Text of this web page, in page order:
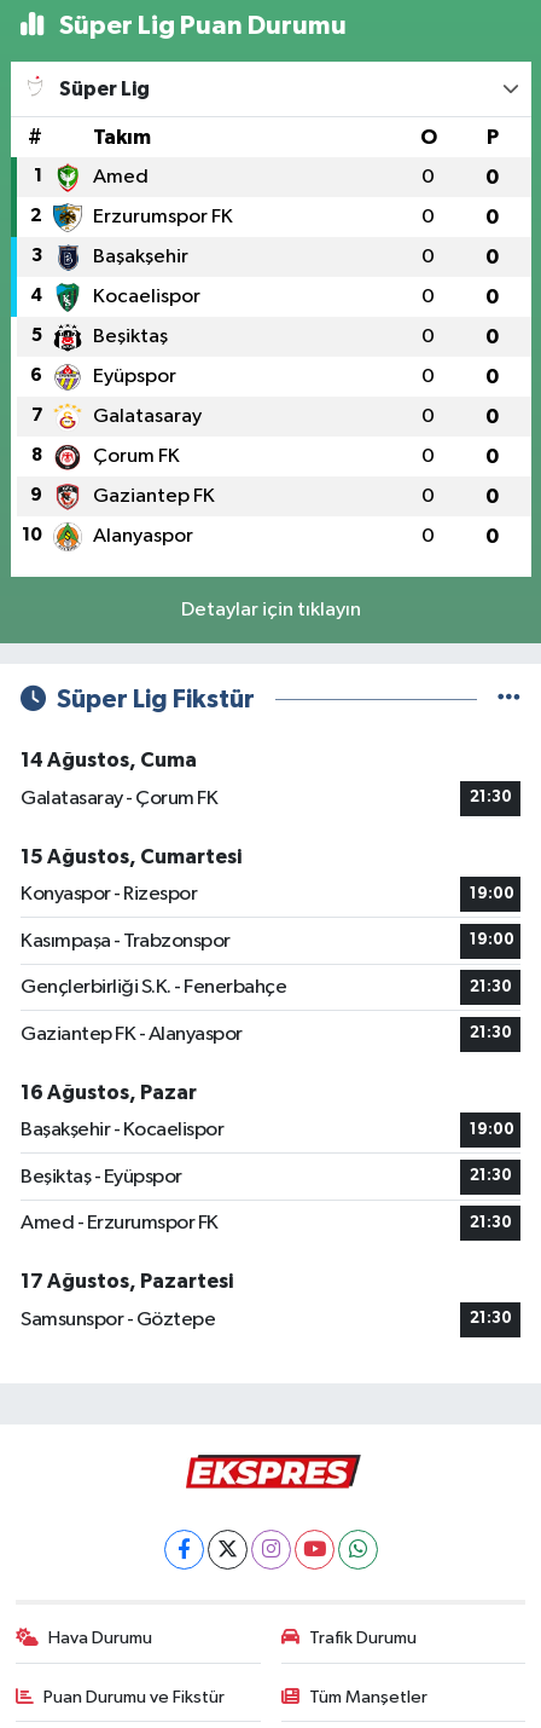
Süper Lig Puan Durumu
Süper Lig
# Takım O P
1 Amed 0 0
2 Erzurumspor FK 0 0
3 Başakşehir 0 0
4 Kocaelispor 0 0
5 Beşiktaş 0 0
6 Eyüpspor 0 0
7 Galatasaray 0 0
8 Çorum FK 0 0
9 Gaziantep FK 0 0
10 Alanyaspor 0 0
Detaylar için tıklayın
Süper Lig Fikstür
14 Ağustos, Cuma
Galatasaray - Çorum FK
21:30
15 Ağustos, Cumartesi
Konyaspor - Rizespor
19:00
Kasımpaşa - Trabzonspor 19:00
Gençlerbirliği S.K. - Fenerbahçe 21:30
Gaziantep FK - Alanyaspor 21:30
16 Ağustos, Pazar
Başakşehir - Kocaelispor
19:00
Beşiktaş - Eyüpspor 21:30
Amed - Erzurumspor FK 21:30
17 Ağustos, Pazartesi
Samsunspor - Göztepe
21:30
Hava Durumu Trafik Durumu
Puan Durumu ve Fikstür Tüm Manşetler